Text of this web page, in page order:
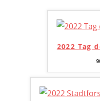
2022 Tag